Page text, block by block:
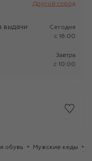
Другой город
выдачи
Сегодня
c 16:00
Завтра
c 10:00
обувь Мужские кеды